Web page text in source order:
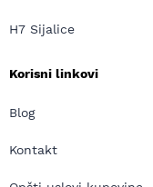
H7 Sijalice
Korisni linkovi
Blog
Kontakt